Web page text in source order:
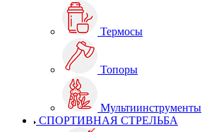
Термосы
Топоры
Мультиинструменты
СПОРТИВНАЯ СТРЕЛЬБА